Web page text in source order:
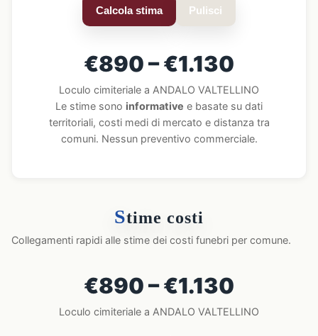
Calcola stima Pulisci
€890 – €1.130
Loculo cimiteriale a ANDALO VALTELLINO
Le stime sono informative e basate su dati
territoriali, costi medi di mercato e distanza tra
comuni. Nessun preventivo commerciale.
Stime costi
Collegamenti rapidi alle stime dei costi funebri per comune.
€890 – €1.130
Loculo cimiteriale a ANDALO VALTELLINO